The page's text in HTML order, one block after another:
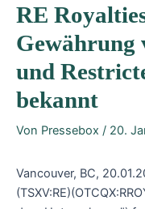
RE
Gewährung
und
bekannt
Von Pressebox / 20.
Vancouver, BC,